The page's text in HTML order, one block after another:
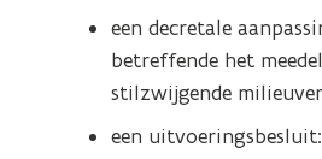
n
i
e
u
o
t
i
e
u
w
een decretale
betreffende het
stilzwijgende
een uitvoeringsbesluit: